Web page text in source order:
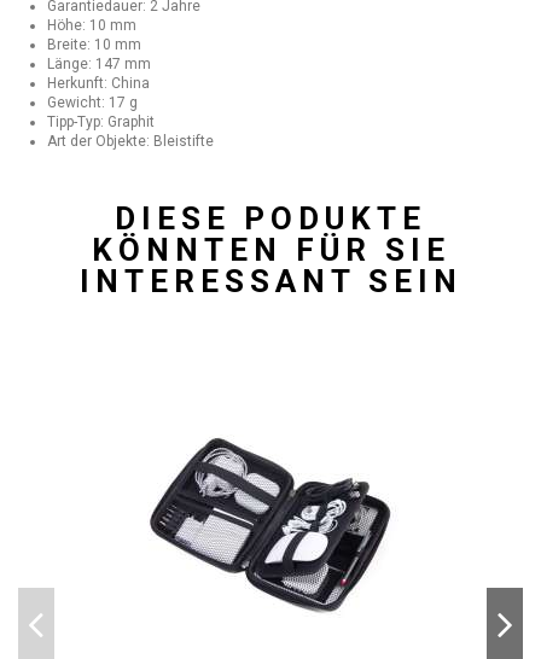
Garantiedauer: 2 Jahre
Höhe: 10 mm
Breite: 10 mm
Länge: 147 mm
Herkunft: China
Gewicht: 17 g
Tipp-Typ: Graphit
Art der Objekte: Bleistifte
DIESE PODUKTE
KÖNNTEN FÜR SIE
INTERESSANT SEIN